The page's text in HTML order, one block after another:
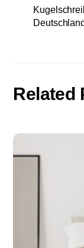
Related